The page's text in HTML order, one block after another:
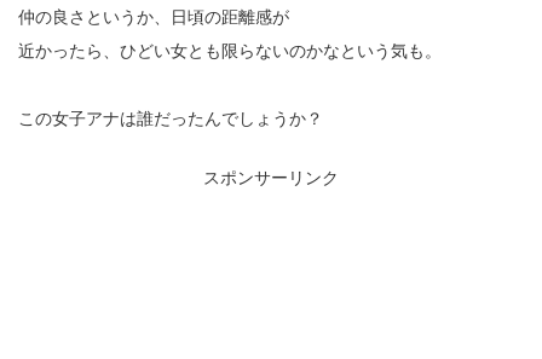
仲の良さというか、日頃の距離感が
近かったら、ひどい女とも限らないのかなという気も。
この女子アナは誰だったんでしょうか？
スポンサーリンク